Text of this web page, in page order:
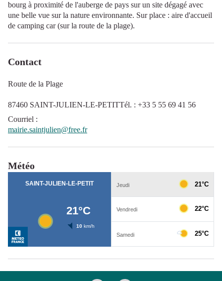
bourg à proximité de l'auberge de pays sur un site dégagé avec
une belle vue sur la nature environnante. Sur place : aire d'accueil
de camping car (sur la route de la plage).
Contact
Route de la Plage
87460 SAINT-JULIEN-LE-PETITTél. : +33 5 55 69 41 56
Courriel :
mairie.saintjulien@free.fr
Météo